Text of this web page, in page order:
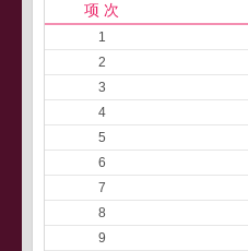
项 次
1
2
3
4
5
6
7
8
9